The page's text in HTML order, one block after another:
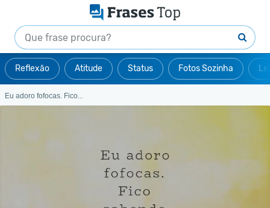
Reflexão Atitude Status Fotos Sozinha
Eu adoro fofocas. Fico...